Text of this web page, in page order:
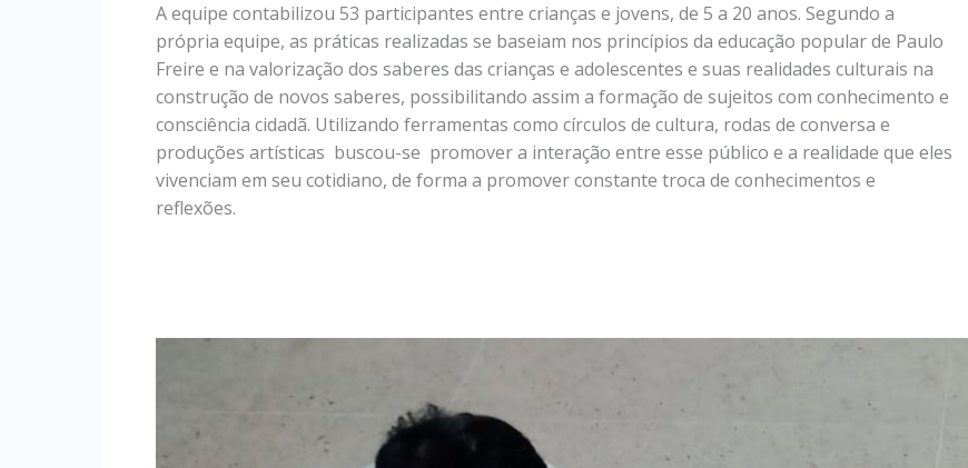
A equipe contabilizou 53 participantes entre crianças e jovens, de 5 a 20 anos. Segundo a
própria equipe, as práticas realizadas se baseiam nos princípios da educação popular de Paulo
Freire e na valorização dos saberes das crianças e adolescentes e suas realidades culturais na
construção de novos saberes, possibilitando assim a formação de sujeitos com conhecimento e
consciência cidadã. Utilizando ferramentas como círculos de cultura, rodas de conversa e
produções artísticas buscou-se promover a interação entre esse público e a realidade que eles
vivenciam em seu cotidiano, de forma a promover constante troca de conhecimentos e
reflexões.